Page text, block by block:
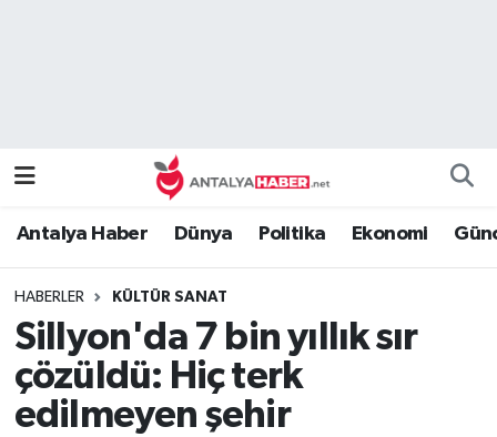
Antalya Haber Dünya Politika Ekonomi
HABERLER KÜLTÜR SANAT
Sillyon'da 7 bin yıllık sır
çözüldü: Hiç terk
edilmeyen şehir
Genel
Güncel
Namaz Vakitleri
Tüm Manşetler
Son Dakika Haberleri